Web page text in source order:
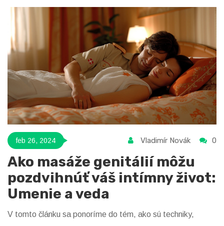
feb 26, 2024 Vladimír Novák 0
Ako masáže genitálií môžu
pozdvihnúť váš intímny život:
Umenie a veda
V tomto článku sa ponoríme do tém, ako sú techniky,